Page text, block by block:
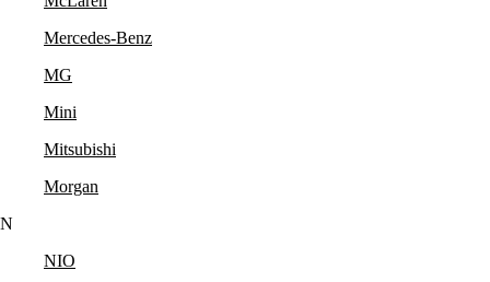
Mercedes-Benz
MG
Mini
Mitsubishi
Morgan
N
NIO